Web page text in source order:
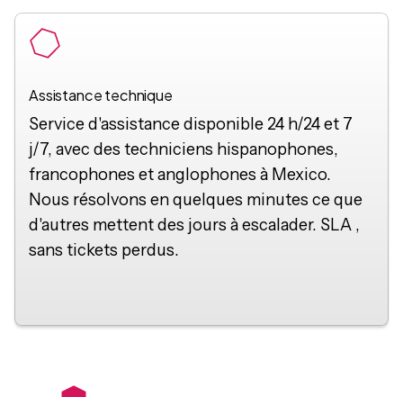
Assistance technique
Service d'assistance disponible 24 h/24 et 7
j/7, avec des techniciens hispanophones,
francophones et anglophones à Mexico.
Nous résolvons en quelques minutes ce que
d'autres mettent des jours à escalader. SLA ,
sans tickets perdus.